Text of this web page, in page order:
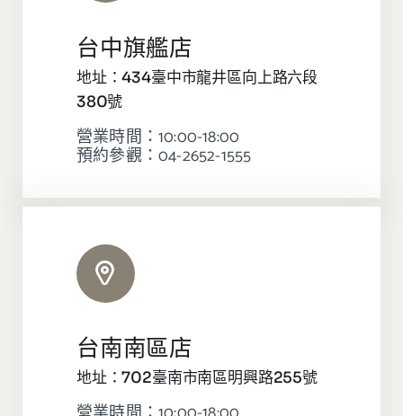
台中旗艦店
地址：434臺中市龍井區向上路六段
380號
營業時間：10:00-18:00
預約參觀：04-2652-1555
台南南區店
地址：702臺南市南區明興路255號